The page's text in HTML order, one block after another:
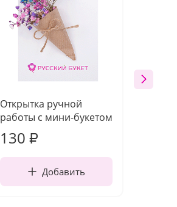
Открытка ручной
работы с мини-букетом
130 ₽
Добавить